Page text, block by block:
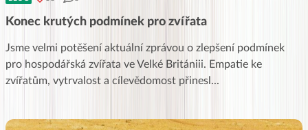
Konec krutých podmínek pro zvířata
Jsme velmi potěšení aktuální zprávou o zlepšení podmínek
pro hospodářská zvířata ve Velké Britániii. Empatie ke
zvířatům, vytrvalost a cílevědomost přinesl ...